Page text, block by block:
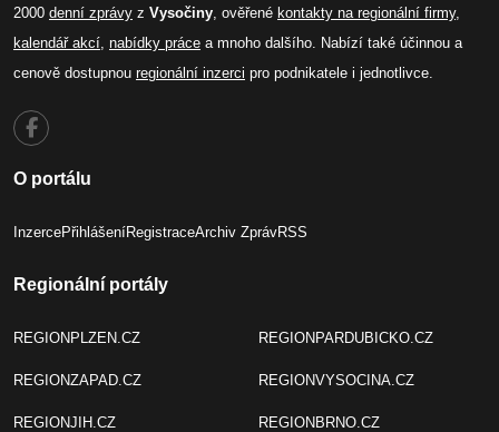
2000 denní zprávy z Vysočiny , ověřené kontakty na regionální firmy,
kalendář akcí nabídky práce a mnoho dalšího. Nabízí také účinnou a
cenově dostupnou regionální inzerci pro podnikatele i jednotlivce.
O portálu
InzercePřihlášeníRegistraceArchiv ZprávRSS
Regionální portály
REGIONPLZEN.CZ
REGIONZAPAD.CZ
REGIONJIH.CZ
REGIONPARDUBICKO.CZ
REGIONVYSOCINA.CZ
REGIONBRNO.CZ